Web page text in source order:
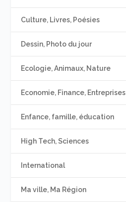
Culture, Livres, Poésies
Dessin, Photo du jour
Ecologie, Animaux, Nature
Economie, Finance, Entreprises
Enfance, famille, éducation
High Tech, Sciences
International
Ma ville, Ma Région